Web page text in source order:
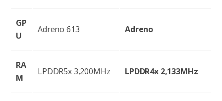
GP
U
Adreno 613 Adreno
RA
M
LPDDR5x 3,200MHz LPDDR4x 2,133MHz